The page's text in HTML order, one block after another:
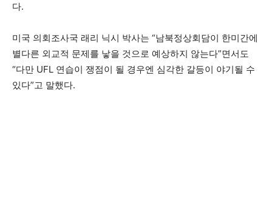
다.
미국 의회조사국 래리 닉시 박사는 “남북정상회담이 한미간에
별다른 외교적 문제를 낳을 것으로 예상하지 않는다”면서도
“다만 UFL 연습이 쟁점이 될 경우엔 심각한 갈등이 야기될 수
있다”고 말했다.